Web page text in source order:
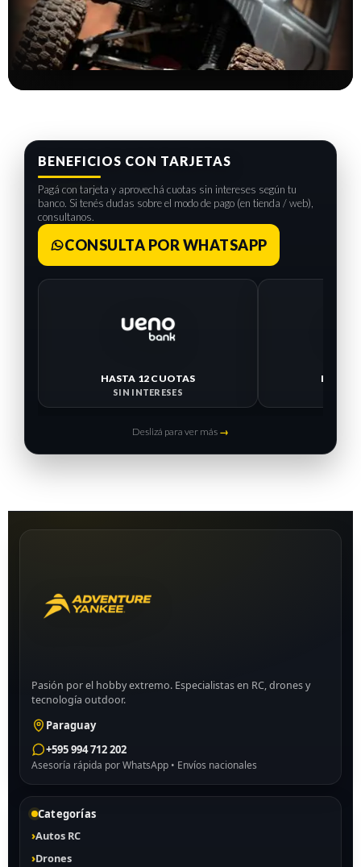
BENEFICIOS CON TARJETAS
Pagá con tarjeta y aprovechá cuotas sin intereses según tu
banco. Si tenés dudas sobre el modo de pago (en tienda / web),
consultanos.
CONSULTA POR WHATSAPP
HASTA 12 CUOTAS
SIN INTERESES
HASTA
Deslizá para ver más →
Pasión por el hobby extremo. Especialistas en RC, drones y
tecnología outdoor.
Paraguay
+595 994 712 202
Asesoría rápida por WhatsApp • Envíos nacionales
Categorías
Autos RC
Drones